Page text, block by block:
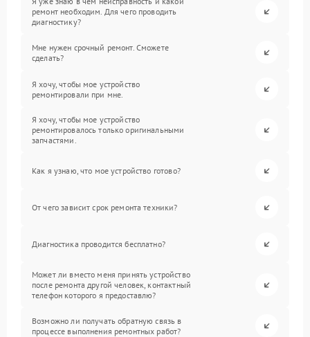
ремонт необходим. Для чего проводить
диагностику?
Мне нужен срочный ремонт. Сможете
сделать?
Я хочу, чтобы мое устройство
ремонтировали при мне.
Я хочу, чтобы мое устройство
ремонтировалось только оригинальными
запчастями.
Как я узнаю, что мое устройство готово?
От чего зависит срок ремонта техники?
Диагностика проводится бесплатно?
Может ли вместо меня принять устройство
после ремонта другой человек, контактный
телефон которого я предоставлю?
Возможно ли получать обратную связь в
процессе выполнения ремонтных работ?